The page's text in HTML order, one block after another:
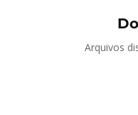
Arquivos